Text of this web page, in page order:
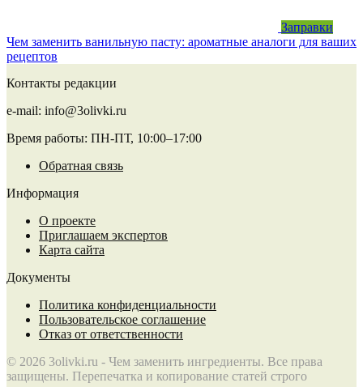
Заправки
Чем заменить ванильную пасту: ароматные аналоги для ваших
рецептов
Контакты редакции
e-mail: info@3olivki.ru
Время работы: ПН-ПТ, 10:00–17:00
Обратная связь
Информация
О проекте
Приглашаем экспертов
Карта сайта
Документы
Политика конфиденциальности
Пользовательское соглашение
Отказ от ответственности
© 2026 3olivki.ru - Чем заменить ингредиенты. Все права
защищены. Перепечатка и копирование статей строго